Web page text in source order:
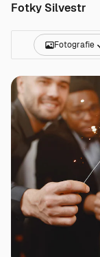
Fotky Silvestr
Fotografie